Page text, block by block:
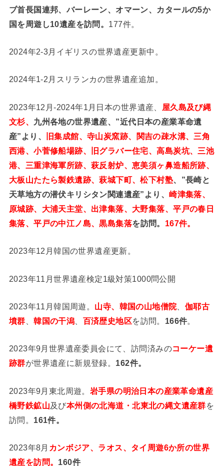
ブ首長国連邦、バーレーン、オマーン、カタールの5か
国を周遊し10遺産を訪問。 177件。
2024年2-3月イギリスの世界遺産更新中。
2024年1-2月スリランカの世界遺産追加。
2023年12月-2024年1月日本の世界遺産、 屋久島及び縄
文杉、 九州各地の世界遺産、”近代日本の産業革命遺
産”より、
旧集成館、寺山炭窯跡、関吉の疎水溝、三角
西港、小菅修船場跡、旧グラバー住宅、高島炭坑、三池
港、三重津海軍所跡、萩反射炉、恵美須ヶ鼻造船所跡、
大板山たたら製鉄遺跡、萩城下町、松下村塾、”長崎と
天草地方の潜伏キリシタン関連遺産”より、崎津集落、
原城跡、大浦天主堂、出津集落、大野集落、平戸の春日
集落、平戸の中江ノ島、黒島集落を訪問。 167件。
2023年12月韓国の世界遺産更新。
2023年11月世界遺産検定1級対策1000問公開
2023年11月韓国周遊。 山寺、韓国の山地僧院、 伽耶古
墳群 、韓国の干潟 百済歴史地区を訪問。 166件。
2023年9月世界遺産委員会にて、訪問済みのコーケー遺
跡群が世界遺産に新規登録。 162件。
2023年9月東北周遊。 岩手県の明治日本の産業革命遺産
橋野鉄鉱山及び本州側の北海道・北東北の縄文遺産群を
訪問。 161件。
2023年8月 カンボジア、ラオス、タイ周遊6か所の世界
遺産を訪問。 160件